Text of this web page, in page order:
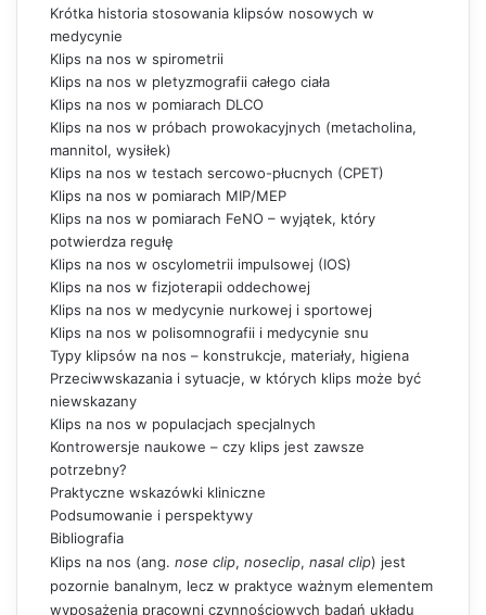
Krótka historia stosowania klipsów nosowych w
medycynie
Klips na nos w spirometrii
Klips na nos w pletyzmografii całego ciała
Klips na nos w pomiarach DLCO
Klips na nos w próbach prowokacyjnych (metacholina,
mannitol, wysiłek)
Klips na nos w testach sercowo-płucnych (CPET)
Klips na nos w pomiarach MIP/MEP
Klips na nos w pomiarach FeNO – wyjątek, który
potwierdza regułę
Klips na nos w oscylometrii impulsowej (IOS)
Klips na nos w fizjoterapii oddechowej
Klips na nos w medycynie nurkowej i sportowej
Klips na nos w polisomnografii i medycynie snu
Typy klipsów na nos – konstrukcje, materiały, higiena
Przeciwwskazania i sytuacje, w których klips może być
niewskazany
Klips na nos w populacjach specjalnych
Kontrowersje naukowe – czy klips jest zawsze
potrzebny?
Praktyczne wskazówki kliniczne
Podsumowanie i perspektywy
Bibliografia
Klips na nos (ang. nose clip, noseclip, nasal clip) jest
pozornie banalnym, lecz w praktyce ważnym elementem
wyposażenia pracowni czynnościowych badań układu